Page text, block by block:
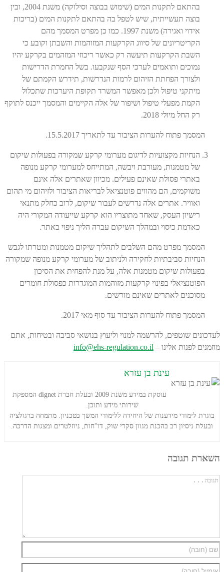
בהתאם לתקנות המים (שימוש בבוצה וסילוקה) משנת 2004, ובין
בוצה תעשייתית, שיש לטפל בה בהתאם לתקנות המים (בריכות
אידוי ואגירה) משנת 1997. כמו כן מפרט המסמך מהם
הקריטריונים של סיווג הקרקעות המזוהמות והשבתן וקובע כי
השבת הקרקעות תיעשה רק כאשר ריכוזי המזהמים בקרקע יהיו
נמוכים ותואמים לערכי הסף שנקבעו. בשל החמרת הדרישות
ולצורך הפחתת הזיהום לרמות הנדרשות, תידרש הקמתם של
מיתקני טיפול ולכן מאפשר המשרד תקופת היערכות שתכלול
הקמת מפעלי טיפול ושיפור של אלה הקיימים והמסמך ייכנס לתוקף
רק החל מיולי 2018.
המסמך פתוח להערות הציבור עד לתאריך 15.5.2017.
הנחיות מקצועיות לדיגום מערומי קרקע שמקורה בפעולות שיקום
של מטמנות, מעורבת ויבשה, המתייחס למערומי קרקע מנופה
באתרי פסולת שאינם פעילים. מכיוון שאתרים אלה אינם
משוקמים, הם מהווים פוטנציאל לבריאות הציבור ולזיהום מי תהום
ואוויר. אתרים אלה נדרשים לעבור שיקום, לרוב כחלק מתנאי
רישיון העסק, שאחד מתוצריו הוא קרקע שייעודה המקורי היה
כאדמת כיסוי ובמהלך השיקום עברה הליך ניפוי באתר.
המסמך מפרט מהם השלבים לתהליך שיקום מטמנות ומטרתו לגבש
הנחיות סביבתיות לחקירה ולניתוב של מערומי קרקע מנופה שמקורה
בפעולות שיקום מטמנות אלה, על מנת להפחית את הסיכון
הפוטנציאלי בפינוי קרקעות מזוהמות המוגדרות כפסולת חומרים
מסוכנים לאתרים שאינם מורשים.
המסמך פתוח להערות הציבור עד סוף מאי 2017.
לעדכונים שוטפים, להרשמה למנוי וליעוץ בנושאי סביבה ובטיחות, אתם
מוזמנים לפנות אלינו – info@ehs-regulation.co.il
עינת בן עזרא
עוסקת במידע משנת 2009 ובעלת חברת dignet המספקת
שירותי מידע ותוכן.
בוגרת לימודי מידענות של היחידה ללימודי המשך בטכניון. מתמחה ברגולציה
ובעלת ניסיון רב בהכנת מגוון סקרי שוק, דו"חות, ניוזלטרים ומצגות הדרכה.
השארת תגובה